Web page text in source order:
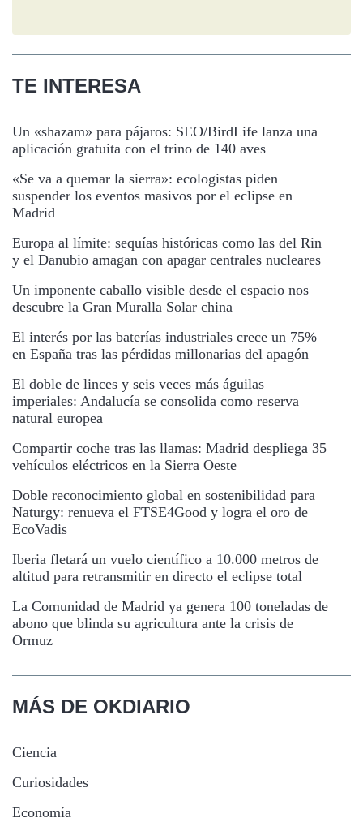
TE INTERESA
Un «shazam» para pájaros: SEO/BirdLife lanza una
aplicación gratuita con el trino de 140 aves
«Se va a quemar la sierra»: ecologistas piden
suspender los eventos masivos por el eclipse en
Madrid
Europa al límite: sequías históricas como las del Rin
y el Danubio amagan con apagar centrales nucleares
Un imponente caballo visible desde el espacio nos
descubre la Gran Muralla Solar china
El interés por las baterías industriales crece un 75%
en España tras las pérdidas millonarias del apagón
El doble de linces y seis veces más águilas
imperiales: Andalucía se consolida como reserva
natural europea
Compartir coche tras las llamas: Madrid despliega 35
vehículos eléctricos en la Sierra Oeste
Doble reconocimiento global en sostenibilidad para
Naturgy: renueva el FTSE4Good y logra el oro de
EcoVadis
Iberia fletará un vuelo científico a 10.000 metros de
altitud para retransmitir en directo el eclipse total
La Comunidad de Madrid ya genera 100 toneladas de
abono que blinda su agricultura ante la crisis de
Ormuz
MÁS DE OKDIARIO
Ciencia
Curiosidades
Economía